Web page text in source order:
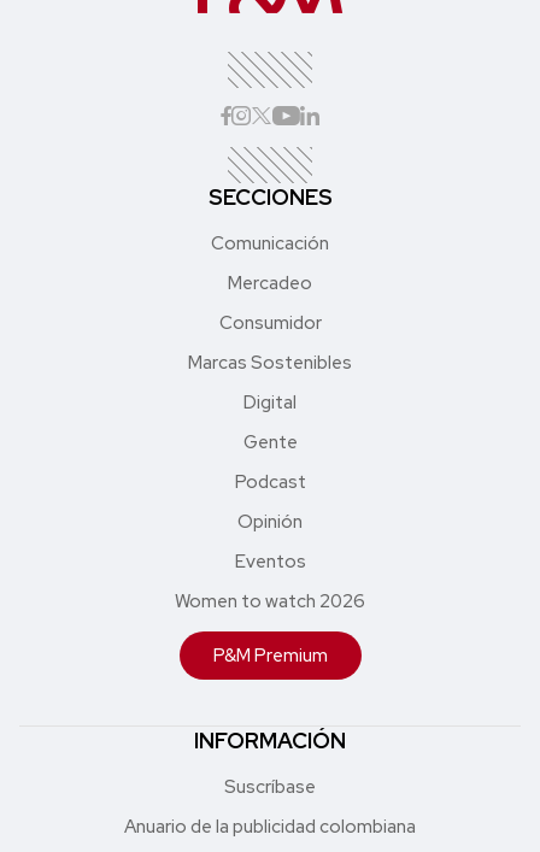
SECCIONES
Comunicación
Mercadeo
Consumidor
Marcas Sostenibles
Digital
Gente
Podcast
Opinión
Eventos
Women to watch 2026
P&M Premium
INFORMACIÓN
Suscríbase
Anuario de la publicidad colombiana